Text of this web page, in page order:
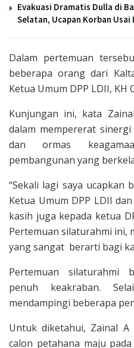
Evakuasi Dramatis Dulla di
Selatan, Ucapan Korban
Dalam pertemuan
beberapa orang dari
Ketua Umum DPP LDII, KH
Kunjungan ini, kata
dalam mempererat
dan ormas
pembangunan yang
“Sekali lagi saya ucapkan
Ketua Umum DPP LDII
kasih juga kepada ketua
Pertemuan silaturahmi ini,
yang sangat berarti bagi
Pertemuan silaturahmi
penuh keakraban.
mendampingi beberapa
Untuk diketahui, Zainal A
calon petahana maju